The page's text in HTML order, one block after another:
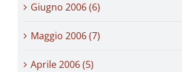
Giugno 2006 (6)
Maggio 2006 (7)
Aprile 2006 (5)